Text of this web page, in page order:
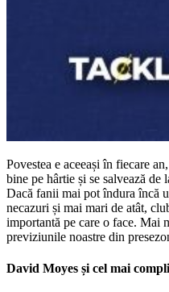
Povestea e aceeași în fiecare
bine pe hârtie și se salvează
Dacă fanii mai pot îndura încă
necazuri și mai mari de atât,
importantă pe care o face. Mai
previziunile noastre din
David Moyes și cel mai